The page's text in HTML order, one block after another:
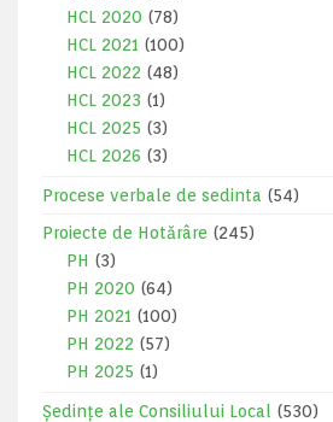
HCL 2020 (78)
HCL 2021 (100)
HCL 2022 (48)
HCL 2023 (1)
HCL 2025 (3)
HCL 2026 (3)
Procese verbale de sedinta (54)
Proiecte de Hotărâre (245)
PH (3)
PH 2020 (64)
PH 2021 (100)
PH 2022 (57)
PH 2025 (1)
Ședințe ale Consiliului Local
(530)